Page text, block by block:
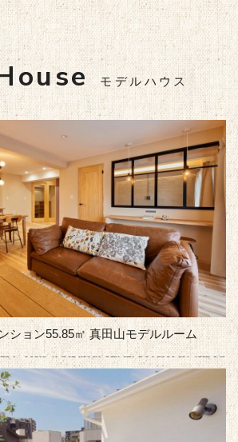
モデルハウス
ション55.85㎡ 真田山モデルルーム